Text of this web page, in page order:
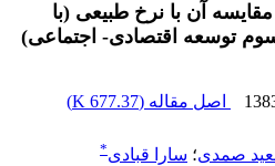
مقایسه آن با نرخ طبیعی (با
سوم توسعه اقتصادی- اجتماعی)
اصل مقاله (677.37 K
)
صمدى؛ سارا قبادی*